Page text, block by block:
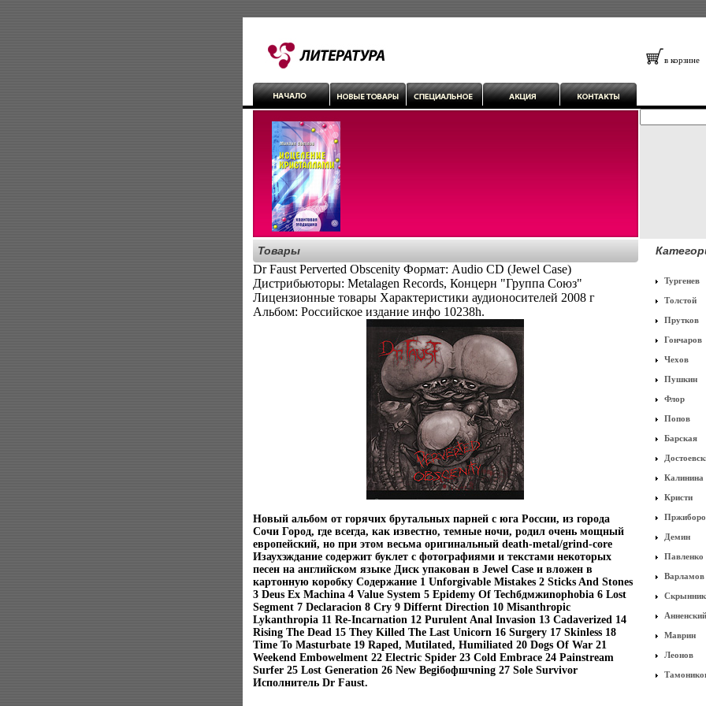
в корзине
Товары
Dr Faust Perverted Obscenity Формат: Audio CD (Jewel Case)
Дистрибьюторы: Metalagen Records, Концерн "Группа Союз"
Лицензионные товары Характеристики аудионосителей 2008 г
Альбом: Российское издание инфо 10238h.
Новый альбом от горячих брутальных парней с юга России, из города
Сочи Город, где всегда, как известно, темные ночи, родил очень мощный
европейский, но при этом весьма оригинальный death-metal/grind-core
Изаухэждание содержит буклет с фотографиями и текстами некоторых
песен на английском языке Диск упакован в Jewel Case и вложен в
картонную коробку Содержание 1 Unforgivable Mistakes 2 Sticks And Stones
3 Deus Ex Machina 4 Value System 5 Epidemy Of Techбдмжиnophobia 6 Lost
Segment 7 Declaracion 8 Cry 9 Differnt Direction 10 Misanthropic
Lykanthropia 11 Re-Incarnation 12 Purulent Anal Invasion 13 Cadaverized 14
Rising The Dead 15 They Killed The Last Unicorn 16 Surgery 17 Skinless 18
Time To Masturbate 19 Raped, Mutilated, Humiliated 20 Dogs Of War 21
Weekend Embowelment 22 Electric Spider 23 Cold Embrace 24 Painstream
Surfer 25 Lost Generation 26 New Begiбофшчning 27 Sole Survivor
Исполнитель Dr Faust.
Тургенев
Толстой
Прутков
Гончаров
Чехов
Пушкин
Флор
Попов
Барская
Калинина
Кристи
Демин
Павленко
Варламов
Анненский
Маврин
Леонов